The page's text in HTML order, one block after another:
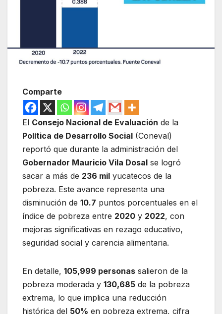
Comparte
El Consejo Nacional de Evaluación de la
Política de Desarrollo Social (Coneval)
reportó que durante la administración del
Gobernador Mauricio Vila Dosal se logró
sacar a más de 236 mil yucatecos de la
pobreza. Este avance representa una
disminución de 10.7 puntos porcentuales en el
índice de pobreza entre 2020 y 2022, con
mejoras significativas en rezago educativo,
seguridad social y carencia alimentaria.
En detalle, 105,999 personas salieron de la
pobreza moderada y 130,685 de la pobreza
extrema, lo que implica una reducción
histórica del 50% en pobreza extrema, cifra